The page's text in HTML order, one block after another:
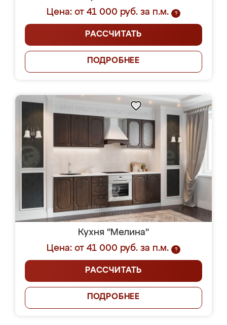
Цена: от 41 000 руб. за п.м.
?
РАССЧИТАТЬ
ПОДРОБНЕЕ
Кухня "Мелина"
Цена: от 41 000 руб. за п.м.
?
РАССЧИТАТЬ
ПОДРОБНЕЕ